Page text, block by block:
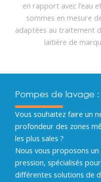
en rapport avec l’eau
sommes en mesure
adaptées au traitement
laitière de
Pompes de lavage :
Vous souhaitez faire un
profondeur des zones
les plus sales ?
Nous vous proposons
pression, spécialisés
différentes solutions de